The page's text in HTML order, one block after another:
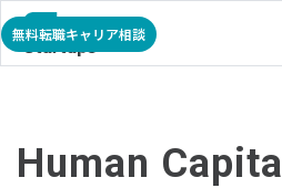
無料転職キャリア相談
Human Capital